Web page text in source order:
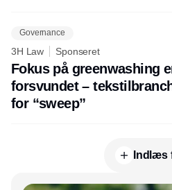
Governance
3H Law Sponseret
Fokus på greenwashing
forsvundet –
for “sweep”
Indlæs